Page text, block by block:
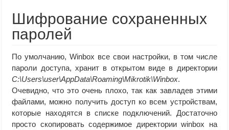
Шифрование сохраненных
паролей
По умолчанию, Winbox все свои настройки, в том числе
пароли доступа, хранит в открытом виде в директории
C:\Users\user\AppData\Roaming\Mikrotik\Winbox.
Очевидно, что это очень плохо, так как завладев этими
файлами, можно получить доступ ко всем устройствам,
которые находятся в списке подключений. Достаточно
просто скопировать содержимое директории winbox на